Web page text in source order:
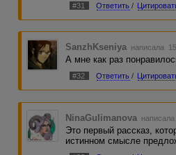
#31 Ответить /
SanzhKseniya написала
А мне как раз
#32 Ответить /
NinaGulimanova
Это первый рассказ,
истинном смысле